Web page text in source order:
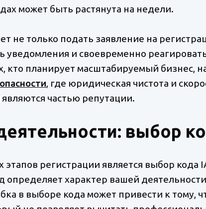
может быть растянута на недели.
не только подать заявление на
уведомления и своевременно
кто планирует масштабируемый бизнес,
, где юридическая чистота и
частью репутации.
выбор
регистрации является выбор кода
определяет характер вашей
в выборе кода может привести к тому,